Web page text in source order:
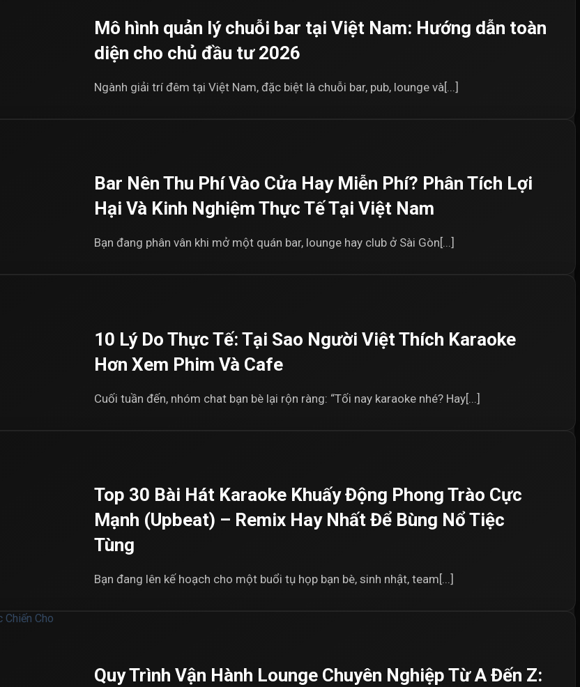
Mô hình quản lý chuỗi bar tại Việt Nam: Hướng dẫn toàn
diện cho chủ đầu tư 2026
Ngành giải trí đêm tại Việt Nam, đặc biệt là chuỗi bar, pub, lounge và[...]
Bar Nên Thu Phí Vào Cửa Hay Miễn Phí? Phân Tích Lợi
Hại Và Kinh Nghiệm Thực Tế Tại Việt Nam
Bạn đang phân vân khi mở một quán bar, lounge hay club ở Sài Gòn[...]
10 Lý Do Thực Tế: Tại Sao Người Việt Thích Karaoke
Hơn Xem Phim Và Cafe
Cuối tuần đến, nhóm chat bạn bè lại rộn ràng: “Tối nay karaoke nhé? Hay[...]
Top 30 Bài Hát Karaoke Khuấy Động Phong Trào Cực
Mạnh (Upbeat) – Remix Hay Nhất Để Bùng Nổ Tiệc
Tùng
Bạn đang lên kế hoạch cho một buổi tụ họp bạn bè, sinh nhật, team[...]
Quy Trình Vận Hành Lounge Chuyên Nghiệp Từ A Đến Z: